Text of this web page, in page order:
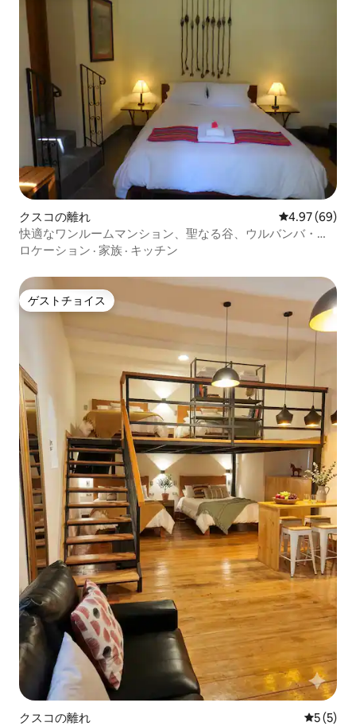
クスコの離れ レビュー69
4.97 (69)
快適なワンルームマンション、聖なる谷、ウルバンバ・ク
スコ。
ロケーション · 家族 · キッチン
ゲストチョイス
ゲストチョイス
クスコの離れ レビュー
5 (5)